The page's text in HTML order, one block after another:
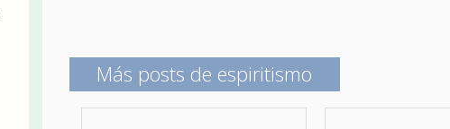
Más posts de espiritismo